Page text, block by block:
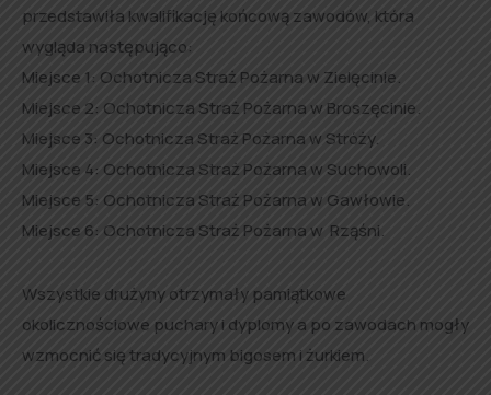
przedstawiła kwalifikację końcową zawodów, która
wygląda następująco:
Miejsce 1: Ochotnicza Straż Pożarna w Zielęcinie.
Miejsce 2: Ochotnicza Straż Pożarna w Broszęcinie.
Miejsce 3: Ochotnicza Straż Pożarna w Stróży.
Miejsce 4: Ochotnicza Straż Pożarna w Suchowoli.
Miejsce 5: Ochotnicza Straż Pożarna w Gawłowie.
Miejsce 6: Ochotnicza Straż Pożarna w Rząśni.
Wszystkie drużyny otrzymały pamiątkowe
okolicznościowe puchary i dyplomy a po zawodach mogły
wzmocnić się tradycyjnym bigosem i żurkiem.